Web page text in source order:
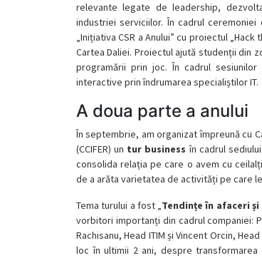
relevante legate de leadership,
industriei serviciilor. În cadrul
„Inițiativa CSR a Anului” cu proiectul
Cartea Daliei. Proiectul ajută studenții din
programării prin joc. În cadrul
interactive prin îndrumarea specialiștilor IT.
A doua parte a anului
În septembrie, am organizat împreună cu
(CCIFER) un tur business în cadrul
consolida relația pe care o avem cu
de a arăta varietatea de activități pe care
Tema turului a fost „Tendințe în afaceri
vorbitori importanți din cadrul companiei:
Rachisanu, Head ITIM și Vincent Orcin,
loc în ultimii 2 ani, despre